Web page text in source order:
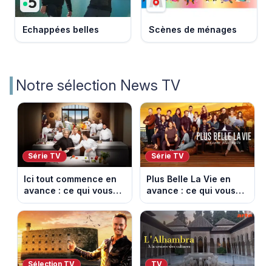
Echappées belles Scènes de ménages
Notre sélection News TV
Série TV
Ici tout commence en
avance : ce qui vous
attend la semaine du
10 au 14 août 2026
(spoiler)
Série TV
Plus Belle La Vie en
avance : ce qui vous
attend la semaine du
10 au 14 août 2026
(spoiler)
Sélection TV TV